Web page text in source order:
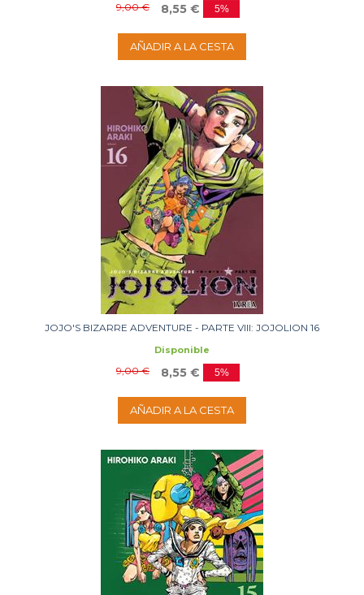
9,00 € 8,55 € 5%
AÑADIR A LA CESTA
JOJO'S BIZARRE ADVENTURE - PARTE VIII: JOJOLION 16
Disponible
9,00 € 8,55 € 5%
AÑADIR A LA CESTA